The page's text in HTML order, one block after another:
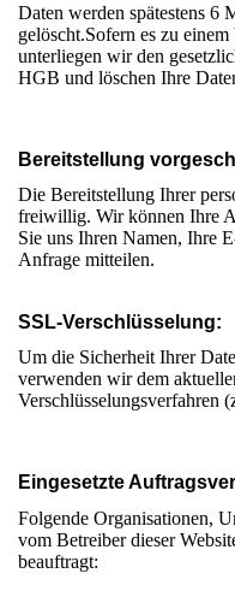
Daten werden spätestens 6
gelöscht.Sofern es zu
unterliegen wir den
HGB und löschen Ihre
Bereitstellung
Die Bereitstellung Ihrer
freiwillig. Wir können Ihre
Sie uns Ihren Namen, Ihre
Anfrage mitteilen.
SSL-Verschlüsselung:
Um die Sicherheit Ihrer
verwenden wir dem
Verschlüsselungsverfahren
Eingesetzte
Folgende Organisationen,
vom Betreiber dieser
beauftragt: